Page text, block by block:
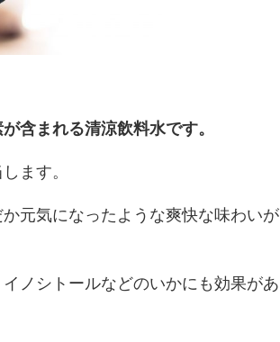
含まれる清涼飲料水です。
ます。
元気になったような爽快な味わいが
ノシトールなどのいかにも効果があ